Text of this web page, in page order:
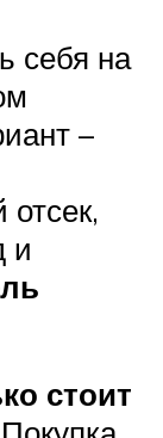
себя на
–
и
стоит